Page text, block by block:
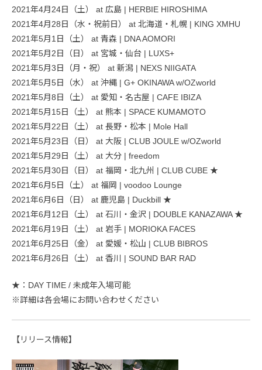
2021年4月24日（土） at 広島 | HERBIE HIROSHIMA
2021年4月28日（水・祝前日） at 北海道・札幌 | KING XMHU
2021年5月1日（土） at 青森 | DNA AOMORI
2021年5月2日（日） at 宮城・仙台 | LUXS+
2021年5月3日（月・祝） at 新潟 | NEXS NIIGATA
2021年5月5日（水） at 沖縄 | G+ OKINAWA w/OZworld
2021年5月8日（土） at 愛知・名古屋 | CAFE IBIZA
2021年5月15日（土） at 熊本 | SPACE KUMAMOTO
2021年5月22日（土） at 長野・松本 | Mole Hall
2021年5月23日（日） at 大阪 | CLUB JOULE w/OZworld
2021年5月29日（土） at 大分 | freedom
2021年5月30日（日） at 福岡・北九州 | CLUB CUBE ★
2021年6月5日（土） at 福岡 | voodoo Lounge
2021年6月6日（日） at 鹿児島 | Duckbill ★
2021年6月12日（土） at 石川・金沢 | DOUBLE KANAZAWA ★
2021年6月19日（土） at 岩手 | MORIOKA FACES
2021年6月25日（金） at 愛媛・松山 | CLUB BIBROS
2021年6月26日（土） at 香川 | SOUND BAR RAD
★：DAY TIME / 未成年入場可能
※詳細は各会場にお問い合わせください
【リリース情報】